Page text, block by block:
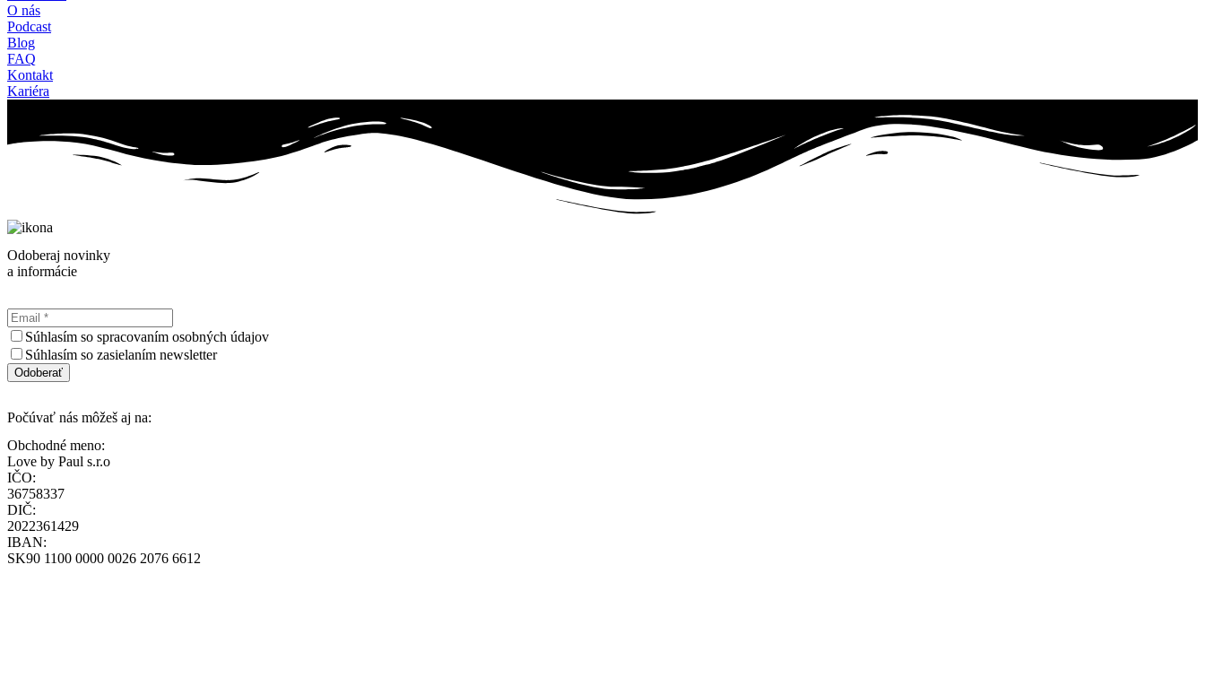
O nás
Podcast
Blog
FAQ
Kontakt
Kariéra
Odoberaj novinky
a informácie
Súhlasím so spracovaním osobných údajov
Súhlasím so zasielaním newsletter
Odoberať
Počúvať nás môžeš aj na:
Obchodné meno:
Love by Paul s.r.o
IČO:
36758337
DIČ:
2022361429
IBAN:
SK90 1100 0000 0026 2076 6612